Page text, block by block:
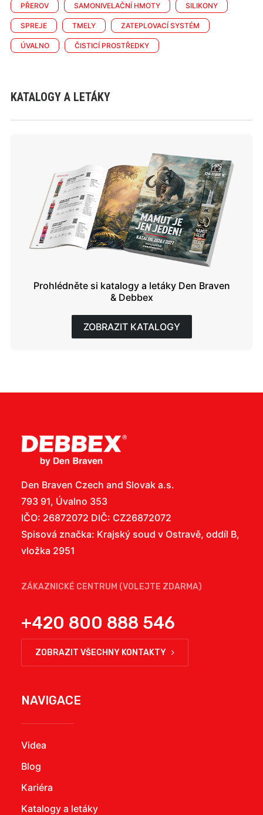
PŘEROV SAMONIVELAČNÍ HMOTY SILIKONY
SPREJE TMELY ZATEPLOVACÍ SYSTÉM
ÚVALNO ČISTICÍ PROSTŘEDKY
KATALOGY A LETÁKY
Prohlédněte si katalogy a letáky Den Braven
& Debbex
ZOBRAZIT KATALOGY
Den Braven Czech and Slovak a.s.
793 91, Úvalno 353
IČO: 26872072 DIČ: CZ26872072
Spisová značka: Krajský soud v Ostravě, oddíl B,
vložka 2951
ZÁKAZNICKÉ CENTRUM (VOLEJTE ZDARMA)
+420 800 888 546
ZOBRAZIT VŠECHNY KONTAKTY
NAVIGACE
Videa
Blog
Kariéra
Katalogy a letáky